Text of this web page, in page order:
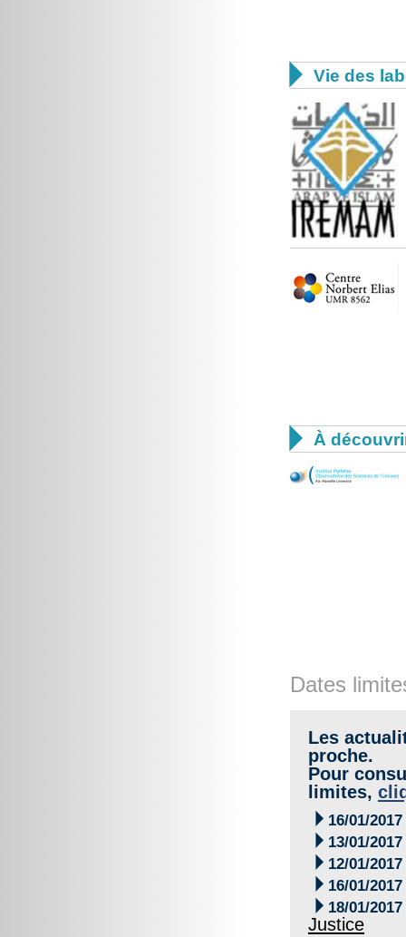
 Vie des
 À
Dates
Les
proche.
Pour
limites,
 16/01/2017
 13/01/2017
 12/01/2017
 16/01/2017
 18/01/2017
Justice